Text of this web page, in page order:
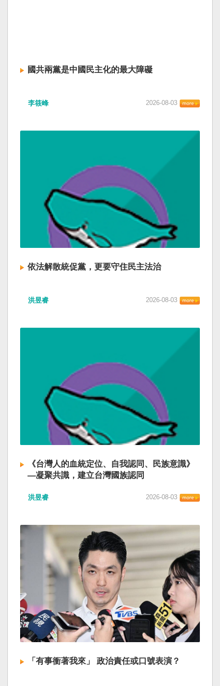
國共兩黨是中國民主化的最大障礙
李筱峰 2026-08-03
依法解散統促黨，更要守住民主法治
洪昱睿 2026-08-03
《台灣人的血統定位、自我認同、民族意識》
—凝聚共識，建立台灣國族認同
洪昱睿 2026-08-03
「有事衝著我來」 政治責任或口號表演？